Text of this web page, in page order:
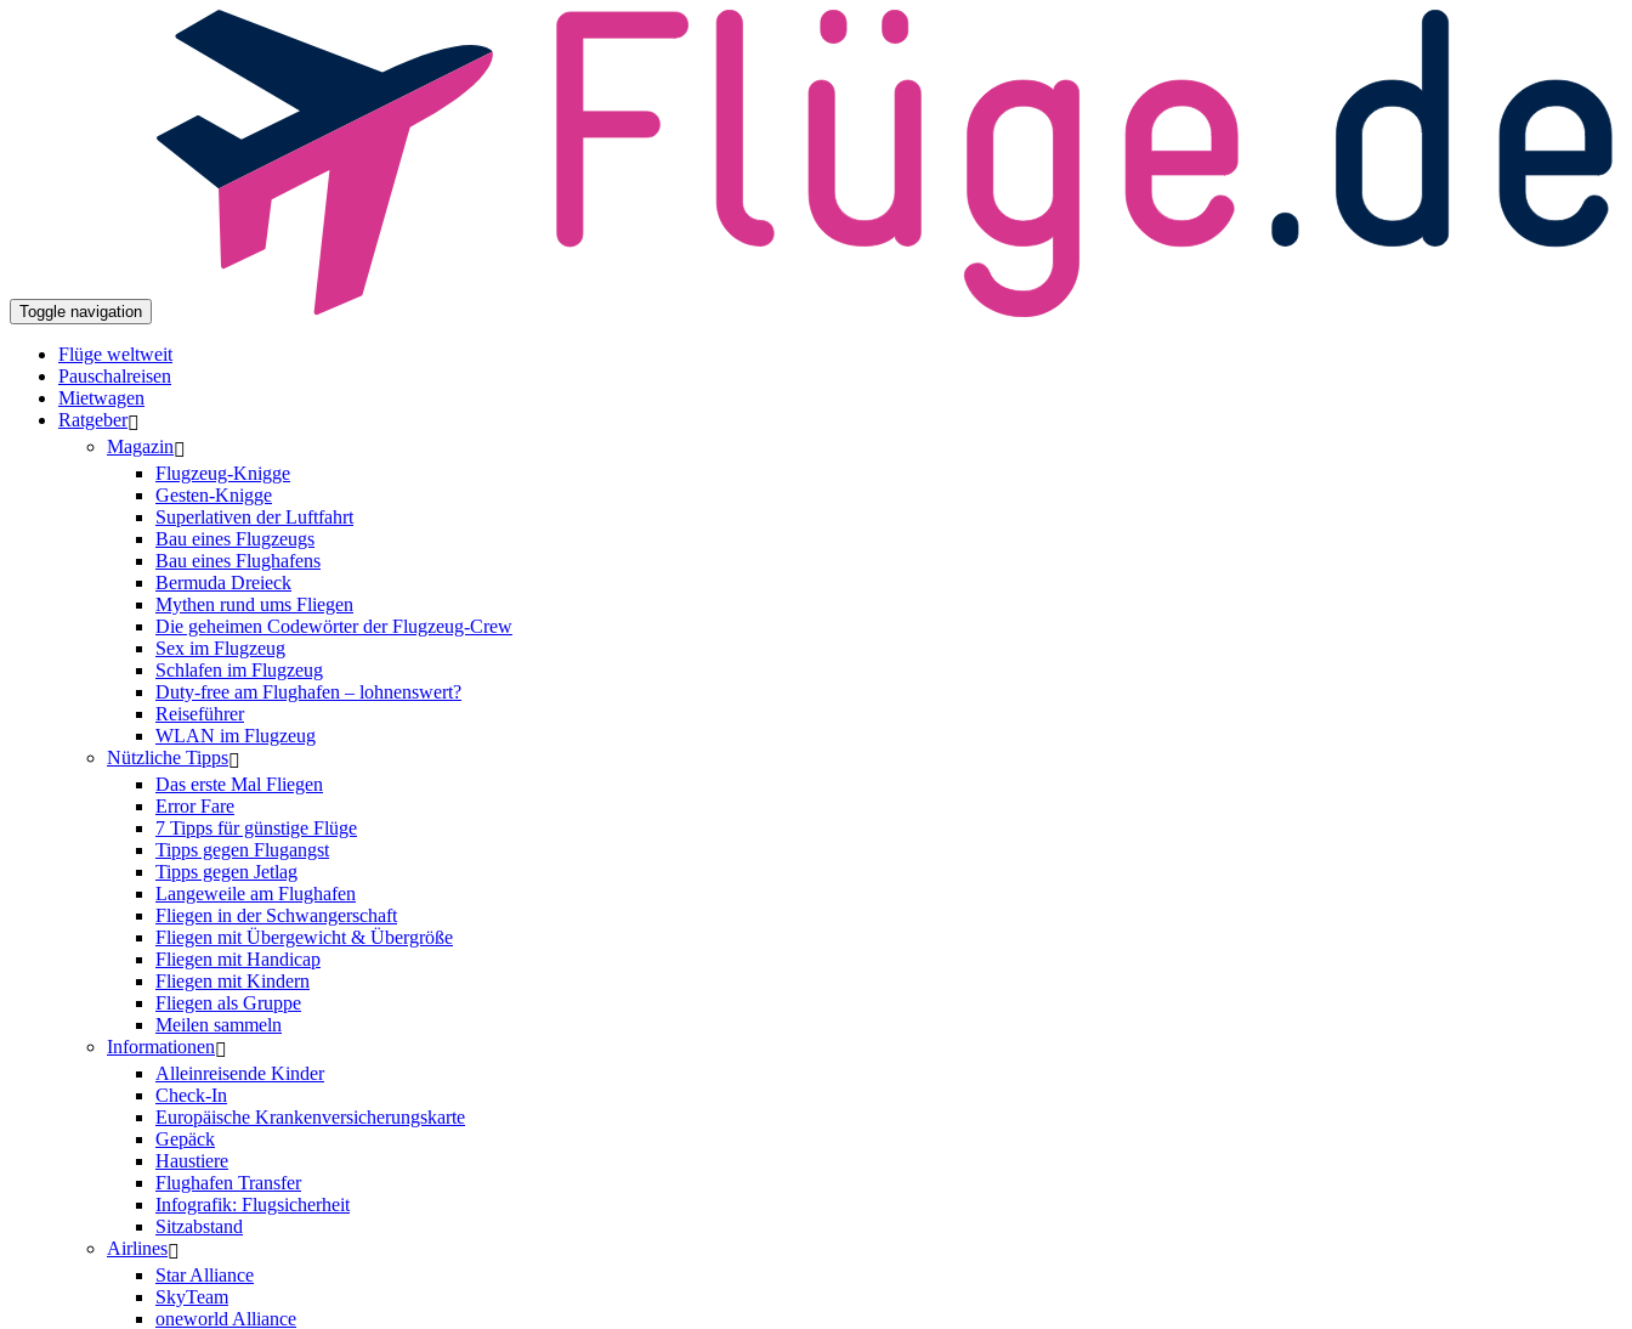
Toggle navigation
Flüge weltweit
Pauschalreisen
Mietwagen
Ratgeber
Magazin
Flugzeug-Knigge
Gesten-Knigge
Superlativen der Luftfahrt
Bau eines Flugzeugs
Bau eines Flughafens
Bermuda Dreieck
Mythen rund ums Fliegen
Die geheimen Codewörter der Flugzeug-Crew
Sex im Flugzeug
Schlafen im Flugzeug
Duty-free am Flughafen – lohnenswert?
Reiseführer
WLAN im Flugzeug
Nützliche Tipps
Das erste Mal Fliegen
Error Fare
7 Tipps für günstige Flüge
Tipps gegen Flugangst
Tipps gegen Jetlag
Langeweile am Flughafen
Fliegen in der Schwangerschaft
Fliegen mit Übergewicht & Übergröße
Fliegen mit Handicap
Fliegen mit Kindern
Fliegen als Gruppe
Meilen sammeln
Informationen
Alleinreisende Kinder
Check-In
Europäische Krankenversicherungskarte
Gepäck
Haustiere
Flughafen Transfer
Infografik: Flugsicherheit
Sitzabstand
Airlines
Star Alliance
SkyTeam
oneworld Alliance